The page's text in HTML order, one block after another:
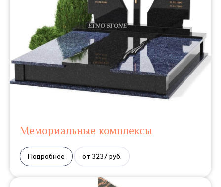
Мемориальные комплексы
Подробнее от 3237 руб.